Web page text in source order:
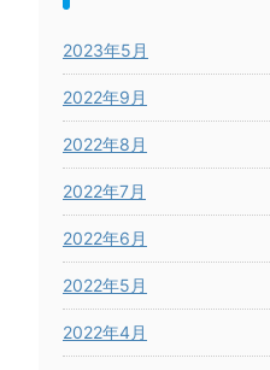
2023年5月
2022年9月
2022年8月
2022年7月
2022年6月
2022年5月
2022年4月